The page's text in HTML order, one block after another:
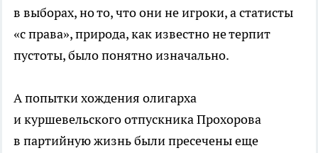
в выборах, но то, что они не игроки, а статисты
«с права», природа, как известно не терпит
пустоты, было понятно изначально.
А попытки хождения олигарха
и куршевельского отпускника Прохорова
в партийную жизнь были пресечены еще